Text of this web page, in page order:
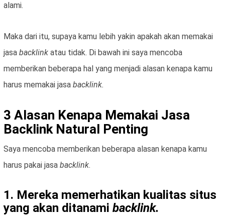
alami.
Maka dari itu, supaya kamu lebih yakin apakah akan memakai
jasa backlink atau tidak. Di bawah ini saya mencoba
memberikan beberapa hal yang menjadi alasan kenapa kamu
harus memakai jasa backlink.
3 Alasan Kenapa Memakai Jasa
Backlink Natural Penting
Saya mencoba memberikan beberapa alasan kenapa kamu
harus pakai jasa backlink.
1. Mereka memerhatikan kualitas situs
yang akan ditanami backlink.